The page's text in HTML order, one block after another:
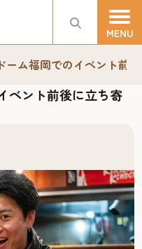
ーム福岡でのイベント前
ベント前後に立ち寄